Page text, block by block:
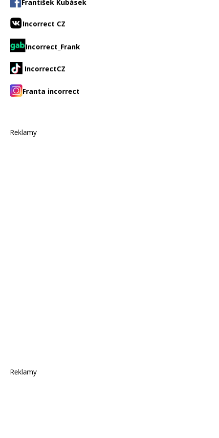
František Kubásek
Incorrect CZ
Incorrect_Frank
IncorrectCZ
Franta incorrect
Reklamy
Reklamy